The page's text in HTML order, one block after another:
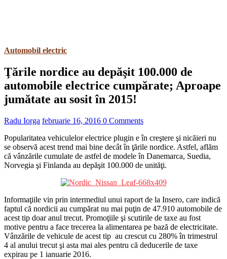
Automobil electric
Ţările nordice au depăşit 100.000 de
automobile electrice cumpărate; Aproape
jumătate au sosit în 2015!
Radu Iorga februarie 16, 2016 0 Comments
Popularitatea vehiculelor electrice plugin e în creştere şi nicăieri nu
se observă acest trend mai bine decât în ţările nordice. Astfel, aflăm
că vânzările cumulate de astfel de modele în Danemarca, Suedia,
Norvegia şi Finlanda au depăşit 100.000 de unităţi.
Informaţiile vin prin intermediul unui raport de la Insero, care indică
faptul că nordicii au cumpărat nu mai puţin de 47.910 automobile de
acest tip doar anul trecut. Promoţiile şi scutirile de taxe au fost
motive pentru a face trecerea la alimentarea pe bază de electricitate.
Vânzările de vehicule de acest tip au crescut cu 280% în trimestrul
4 al anului trecut şi asta mai ales pentru că deducerile de taxe
expirau pe 1 ianuarie 2016.